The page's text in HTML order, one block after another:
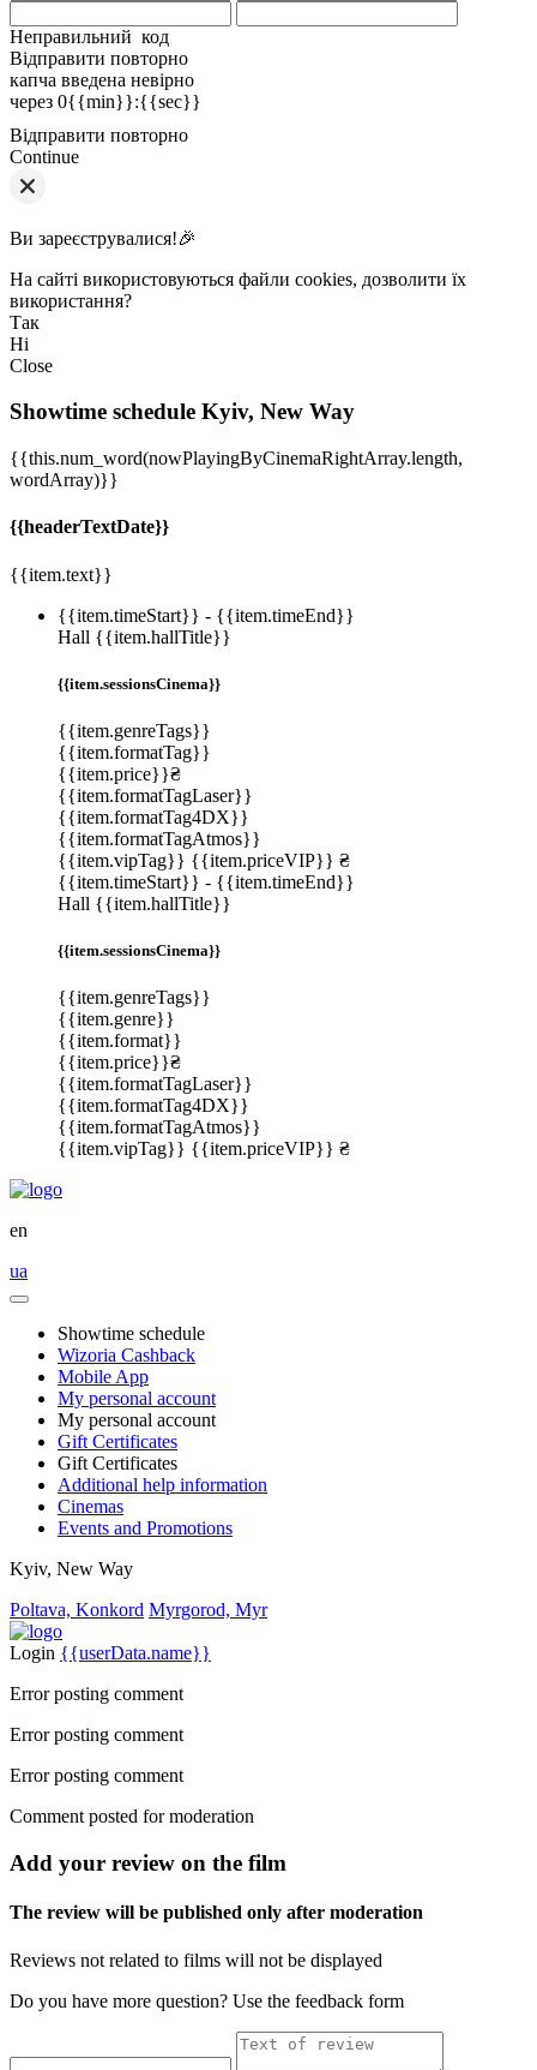
Неправильний код
Відправити повторно
капча введена невірно
через 0{{min}}:{{sec}}
Відправити повторно
Continue
Ви зареєструвалися!🎉
На сайті використовуються файли cookies, дозволити їх
використання?
Так
Ні
Close
Showtime schedule Kyiv, New Way
{{this.num_word(nowPlayingByCinemaRightArray.length,
wordArray)}}
{{headerTextDate}}
{{item.text}}
{{item.timeStart}} - {{item.timeEnd}}
Hall {{item.hallTitle}}
{{item.sessionsCinema}}
{{item.genreTags}}
{{item.formatTag}}
{{item.price}}₴
{{item.formatTagLaser}}
{{item.formatTag4DX}}
{{item.formatTagAtmos}}
{{item.vipTag}} {{item.priceVIP}} ₴
{{item.timeStart}} - {{item.timeEnd}}
Hall {{item.hallTitle}}
{{item.sessionsCinema}}
{{item.genreTags}}
{{item.genre}}
{{item.format}}
{{item.price}}₴
{{item.formatTagLaser}}
{{item.formatTag4DX}}
{{item.formatTagAtmos}}
{{item.vipTag}} {{item.priceVIP}} ₴
en
ua
Showtime schedule
Wizoria Cashback
Mobile App
My personal account
My personal account
Gift Certificates
Gift Certificates
Additional help information
Cinemas
Events and Promotions
Kyiv, New Way
Poltava, Konkord Myrgorod, Myr
Login {{userData.name}}
Error posting comment
Error posting comment
Error posting comment
Comment posted for moderation
Add your review on the film
The review will be published only after moderation
Reviews not related to films will not be displayed
Do you have more question? Use the feedback form